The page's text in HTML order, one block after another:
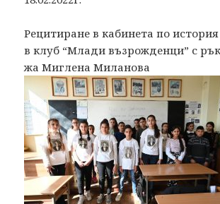
Рецитиране в кабинета по
в клуб “Млади възрожденци” с
жа Миглена Миланова